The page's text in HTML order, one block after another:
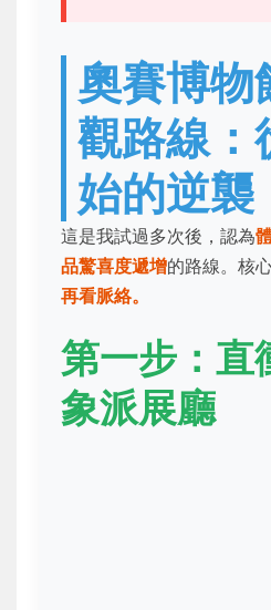
奧賽博物
觀路線：
始的逆襲
這是我試過多次後，認為
品驚喜度遞增的路線。核
再看脈絡。
第一步：直
象派展廳